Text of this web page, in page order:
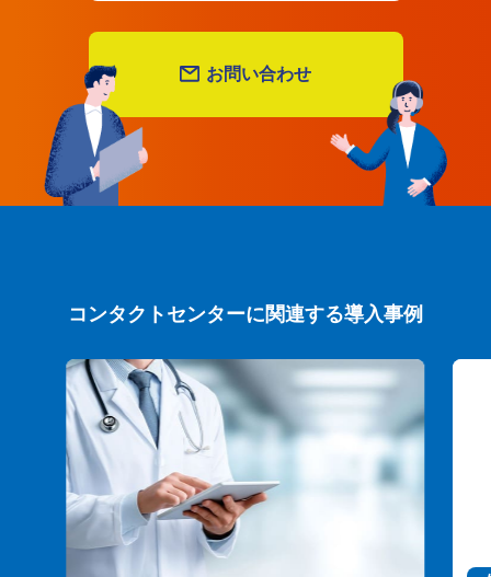
お問い合わせ
コンタクトセンターに関連する導入事例